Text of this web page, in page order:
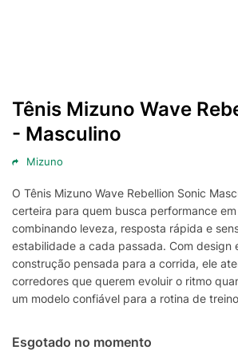
Tênis Mizuno Wave
- Masculino
Mizuno
O Tênis Mizuno Wave Rebellion Sonic
certeira para quem busca performance
combinando leveza, resposta rápida e
estabilidade a cada passada. Com design
construção pensada para a corrida, ele
corredores que querem evoluir o ritmo
um modelo confiável para a rotina de
A entressola com tecnologia Mizuno Wave
amortecimento com retorno de energia,
Esgotado no momento